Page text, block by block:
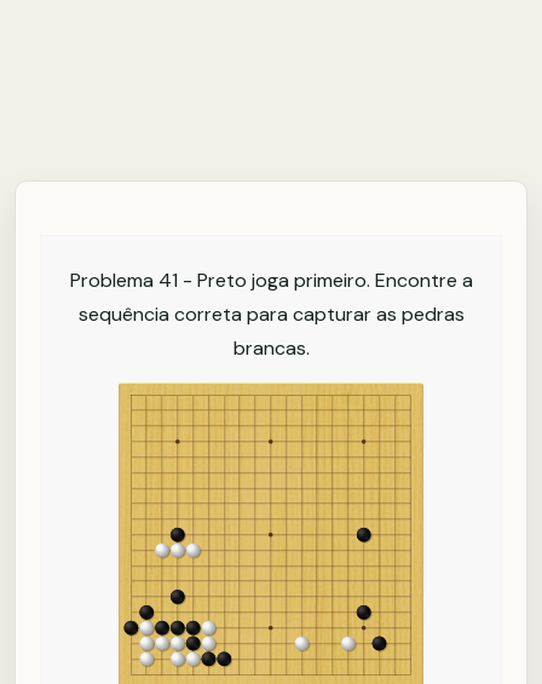
Problema 41 - Preto joga primeiro. Encontre a
sequência correta para capturar as pedras
brancas.